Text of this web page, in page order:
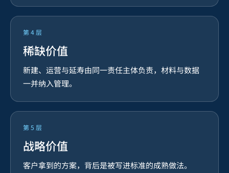
第4 层
稀缺价值
新建、运营与延寿由同一责任主体负责，材料与数据
一并纳入管理。
第5 层
战略价值
客户拿到的方案，背后是被写进标准的成熟做法。